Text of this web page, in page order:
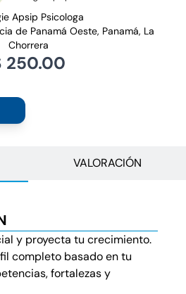
Apsip Psicologa
de Panamá Oeste, Panamá, La
Chorrera
250.00
VALORACIÓN
y proyecta tu crecimiento.
completo basado en tu
fortalezas y